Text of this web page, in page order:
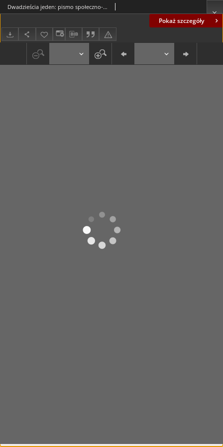
Pokaż szczegóły
Dwadzieścia jeden: pismo społeczno-polityczne (poglądy, idee, gospodarka, sprawy społeczne, rozmowy, polemiki, dokumenty): nr 5 (jesień 87)